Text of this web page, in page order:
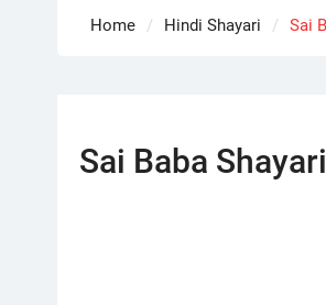
Home Hindi Shayari Sai
Sai Baba Shayari